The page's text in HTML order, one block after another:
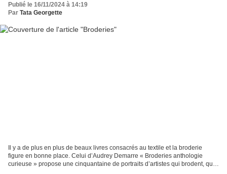
Publié le 16/11/2024 à 14:19
Par Tata Georgette
Il y a de plus en plus de beaux livres consacrés au textile et la broderie
figure en bonne place. Celui d’Audrey Demarre « Broderies anthologie
curieuse » propose une cinquantaine de portraits d’artistes qui brodent, que